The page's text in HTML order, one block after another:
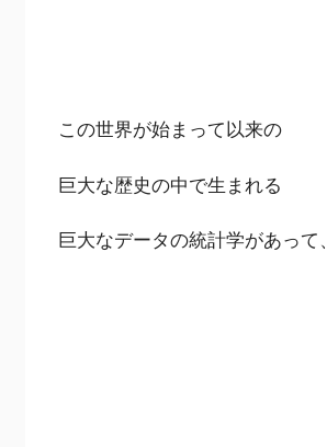
この世界が始まって以来の
巨大な歴史の中で生まれる
巨大なデータの統計学があって、